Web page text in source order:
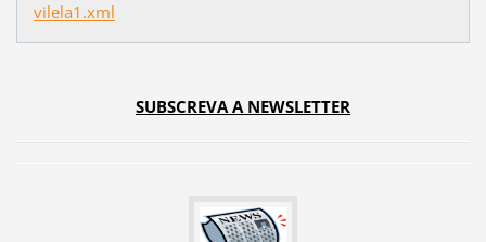
vilela1.xml
SUBSCREVA A NEWSLETTER